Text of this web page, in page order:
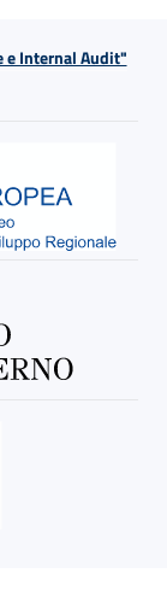
e Internal Audit"